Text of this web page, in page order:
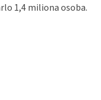
1,4 miliona osoba.